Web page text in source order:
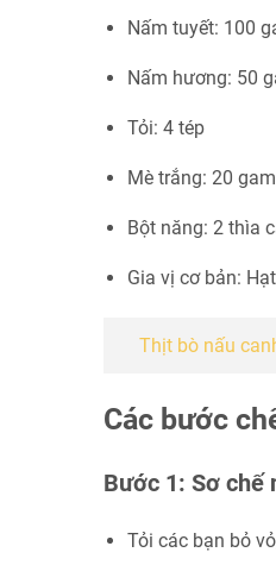
Nấm tuyết: 100
Nấm hương: 50
Tỏi: 4 tép
Mè trắng: 20 gam
Bột năng: 2 thìa
Gia vị cơ bản:
Thịt bò nấu
Các bước
Bước 1: Sơ chế
Tỏi các bạn bỏ